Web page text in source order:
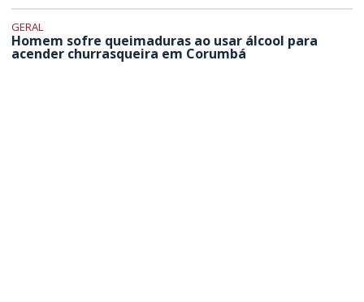
GERAL
Homem sofre queimaduras ao usar álcool para
acender churrasqueira em Corumbá